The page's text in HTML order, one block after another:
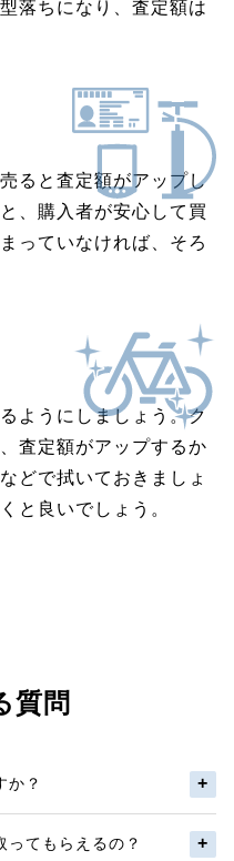
落ちになり、査定額は
ると査定額がアップし
、購入者が安心して買
っていなければ、そろ
ようにしましょう。ク
査定額がアップするか
どで拭いておきましょ
と良いでしょう。
質問
か？
ってもらえるの？